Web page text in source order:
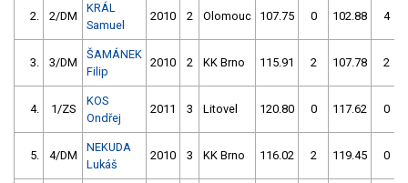
2. 2/DM
KRÁL
Samuel
2010 2 Olomouc 107.75 0 102.88 4
3. 3/DM
ŠAMÁNEK
Filip
2010 2 KK Brno 115.91 2 107.78 2
4. 1/ZS
KOS
Ondřej
2011 3 Litovel 120.80 0 117.62 0
5. 4/DM
NEKUDA
Lukáš
2010 3 KK Brno 116.02 2 119.45 0